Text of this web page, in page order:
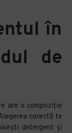
în
de
are o compoziție
corectă te
detergent și